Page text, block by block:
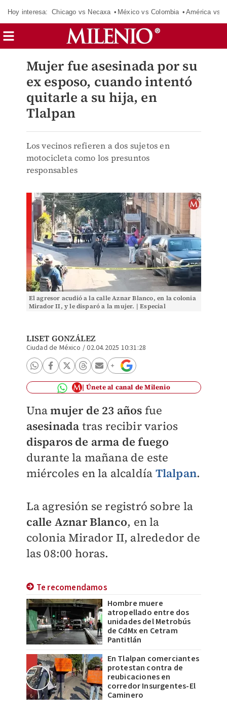
Hoy interesa: Chicago vs Necaxa México vs Colombia América vs
Mujer fue asesinada por su
ex esposo, cuando intentó
quitarle a su hija, en
Tlalpan
Los vecinos refieren a dos sujetos en
motocicleta como los presuntos
responsables
El agresor acudió a la calle Aznar Blanco, en la colonia
Mirador II, y le disparó a la mujer. | Especial
LISET GONZÁLEZ
Ciudad de México /02.04.2025 10:31:28
Únete al canal de Milenio
Unamujer de 23 años fue
asesinada tras recibir varios
disparos de arma de fuego
durante la mañana de este
miércoles en la alcaldía Tlalpan.
La agresión se registró sobre la
calle Aznar Blanco, en la
colonia Mirador II, alrededor de
las 08:00 horas.
Te recomendamos
Hombre muere
atropellado entre dos
unidades del Metrobús
de CdMx en Cetram
Pantitlán
En Tlalpan comerciantes
protestan contra de
reubicaciones en
corredor Insurgentes-El
Caminero